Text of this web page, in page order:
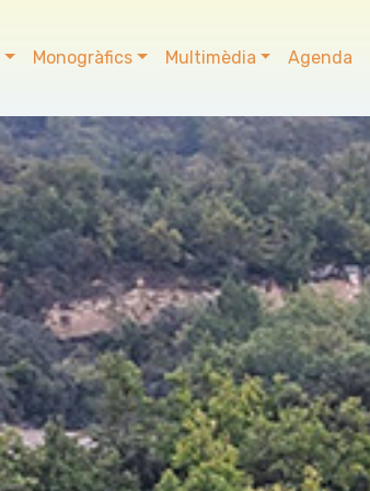
Monogràfics Multimèdia Agenda